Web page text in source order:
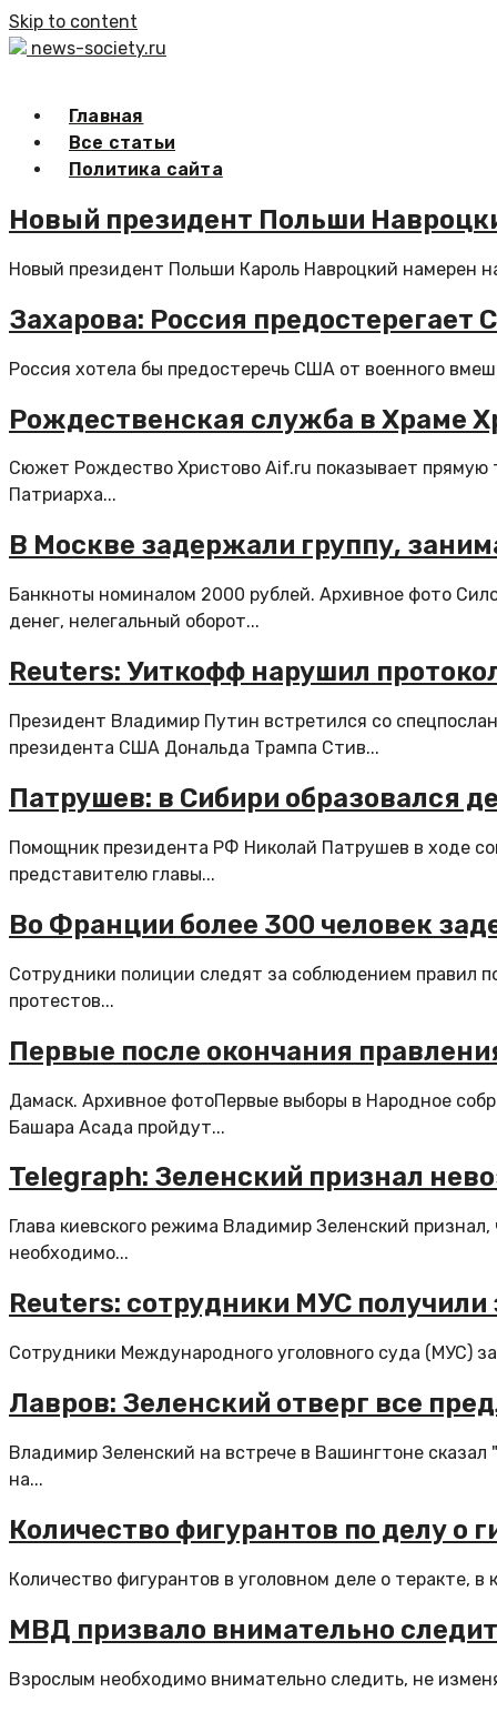
Skip to content
news-society.ru
Главная
Все статьи
Политика сайта
Новый президент Польши
Новый президент Польши Кароль Навроцкий намерен
Захарова: Россия
Россия хотела бы предостеречь США от военного
Рождественская служба в Храме
Сюжет Рождество Христово Aif.ru показывает прямую
Патриарха...
В Москве задержали группу,
Банкноты номиналом 2000 рублей. Архивное фото
денег, нелегальный оборот...
Reuters: Уиткофф нарушил
Президент Владимир Путин встретился со
президента США Дональда Трампа Стив...
Патрушев: в Сибири образовался
Помощник президента РФ Николай Патрушев в ходе
представителю главы...
Во Франции более 300 человек
Сотрудники полиции следят за соблюдением правил
протестов...
Первые после окончания
Дамаск. Архивное фотоПервые выборы в Народное
Башара Асада пройдут...
Telegraph: Зеленский признал
Глава киевского режима Владимир Зеленский
необходимо...
Reuters: сотрудники МУС
Сотрудники Международного уголовного суда (МУС)
Лавров: Зеленский отверг все
Владимир Зеленский на встрече в Вашингтоне
на...
Количество фигурантов по делу о
Количество фигурантов в уголовном деле о теракте,
МВД призвало внимательно
Взрослым необходимо внимательно следить, не